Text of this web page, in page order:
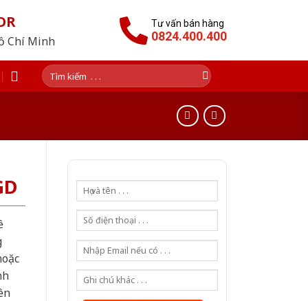
Chí Minh
Tư vấn bán hàng
0824.400.400
Tìm
kiếm: